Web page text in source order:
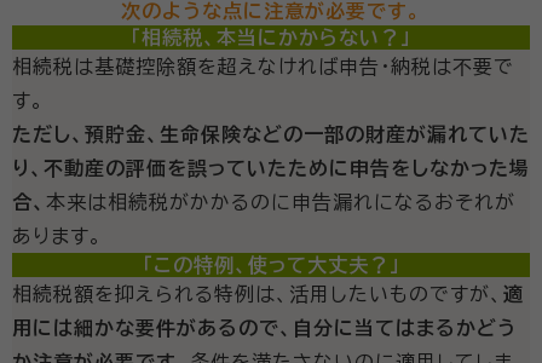
次のような点に注意が必要です。
「相続税、本当にかからない？」
相続税は基礎控除額を超えなければ申告・納税は不要で
す。
ただし、預貯金、生命保険などの一部の財産が漏れていた
り、不動産の評価を誤っていたために申告をしなかった場
合、 本来は相続税がかかるのに申告漏れになるおそれが
あります。
「この特例、使って大丈夫？」
相続税額を抑えられる特例は、活用したいものですが、 適
用には細かな要件があるので、自分に当てはまるかどう